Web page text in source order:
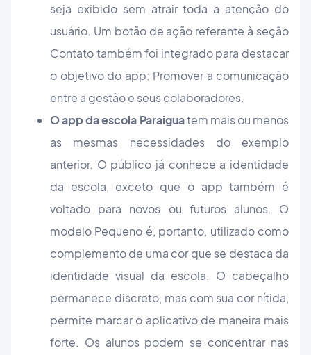
seja exibido sem atrair toda a atenção do
usuário. Um botão de ação referente à seção
Contato também foi integrado para destacar
o objetivo do app: Promover a comunicação
entre a gestão e seus colaboradores.
O app da escola Paraiguatem mais ou menos
as mesmas necessidades do exemplo
anterior. O público já conhece a identidade
da escola, exceto que o app também é
voltado para novos ou futuros alunos. O
modelo Pequeno é, portanto, utilizado como
complemento de uma cor que se destaca da
identidade visual da escola. O cabeçalho
permanece discreto, mas com sua cor nítida,
permite marcar o aplicativo de maneira mais
forte. Os alunos podem se concentrar nas